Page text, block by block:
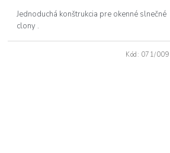
Jednoduchá konštrukcia pre okenné slnečné
clony .
Kód: 071/009